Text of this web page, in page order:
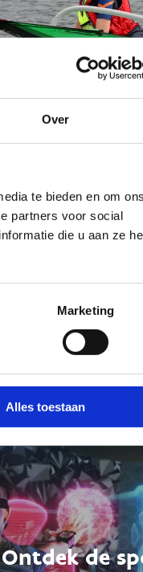
Over
te bieden en om ons
partners voor social
die u aan ze
Marketing
Alles toestaan
Ontdek de